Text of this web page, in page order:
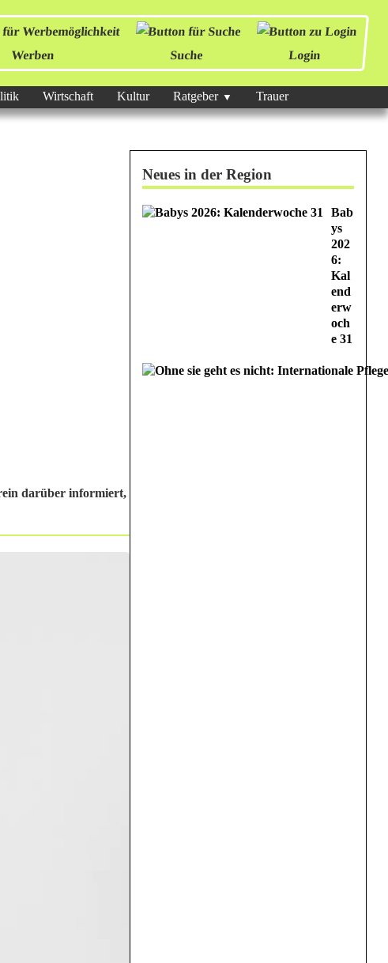
Werben Suche Login
Wirtschaft Kultur Ratgeber Trauer
darüber informiert,
Neues in der Region
Bab
ys
202
6:
Kal
end
erw
och
e 31